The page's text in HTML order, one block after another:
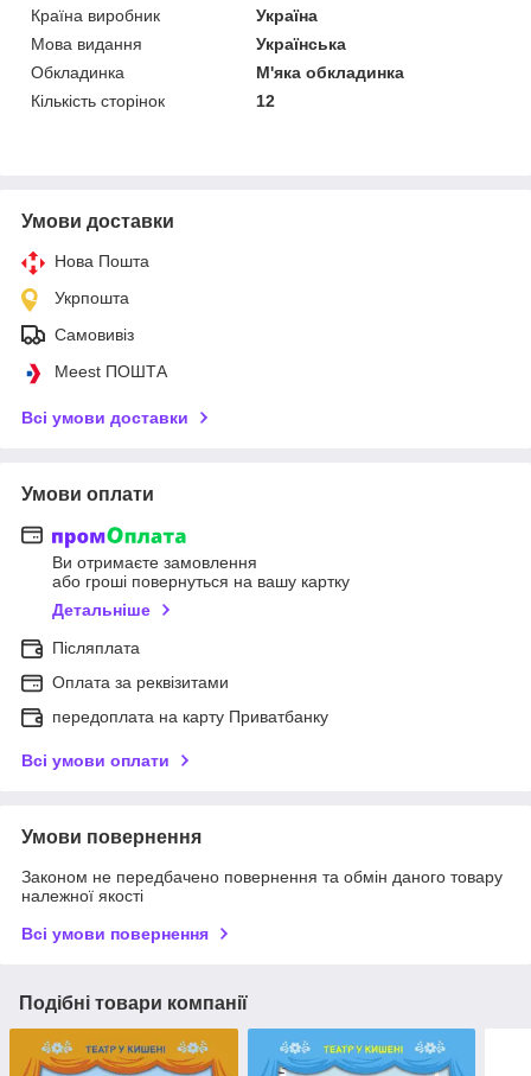
Країна виробник
Україна
Мова видання
Українська
Обкладинка
М'яка обкладинка
Кількість сторінок
12
Умови доставки
Нова Пошта
Укрпошта
Самовивіз
Meest ПОШТА
Всі умови доставки
Умови оплати
Ви отримаєте замовлення
або гроші повернуться на вашу картку
Детальніше
Післяплата
Оплата за реквізитами
передоплата на карту Приватбанку
Всі умови оплати
Умови повернення
Законом не передбачено повернення та обмін даного товару
належної якості
Всі умови повернення
Подібні товари компанії